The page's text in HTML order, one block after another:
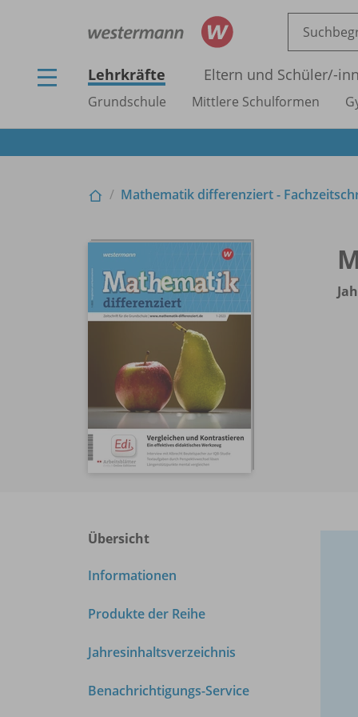
Lehrkräfte Eltern und Schüler/-
Grundschule Mittlere Schulformen
Mathematik differenziert -
Übersicht
Informationen
Produkte der Reihe
Jahresinhaltsverzeichnis
Benachrichtigungs-Service